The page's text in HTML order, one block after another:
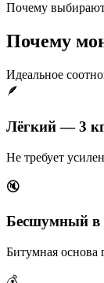
Почему
Почему
Идеальное
🪶
Лёгкий — 3
Не требует
🔇
Бесшумный в
Битумная основа